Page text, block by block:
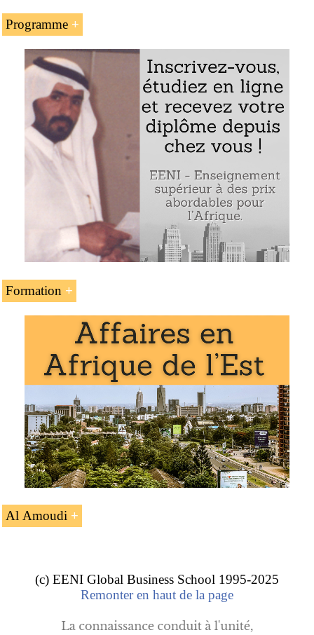
Programme
L’homme d’affaires musulmanet philanthrope
saoudien - éthiopien Cheikh Mohammed Hussein
Ali Al-Amoudi
Le groupe pétrolier CORRAL et la société
MIDROC
Le concept de capitalisme indigène du cheik Al
Amoudi
Formation
L’unité d’enseignement « Cheik Mohammed Hussein Ali
Al Amoudi (homme d’affaires saoudien) » fait partie des
programmes de l’EENI Global Business School :
Afrique de l’Est,économie africaine.
Master en affaires en Afrique,religions et affaires
Al Amoudi
Cheik Mohammed Hussein Ali Al
Amoudi.
(c) EENI Global Business School 1995-2025
Remonter en haut de la page